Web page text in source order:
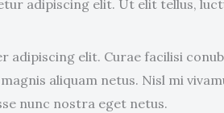
adipiscing elit. Ut elit tellus,
elit. Curae facilisi
aliquam netus. Nisl mi
nunc nostra eget netus.